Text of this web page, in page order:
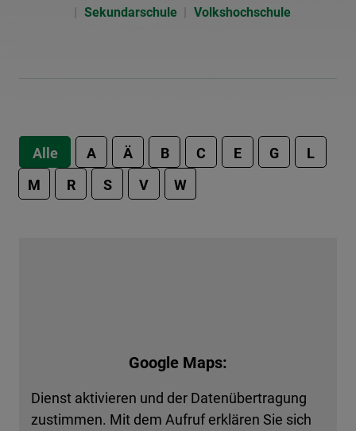
Sekundarschule
Volkshochschule
Alle A Ä B C E G
L
M
R S V W
Google Maps:
Dienst aktivieren und der Datenübertragung
zustimmen. Mit dem Aufruf erklären Sie sich